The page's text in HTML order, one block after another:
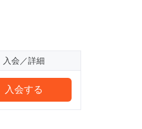
入会／詳細
入会する